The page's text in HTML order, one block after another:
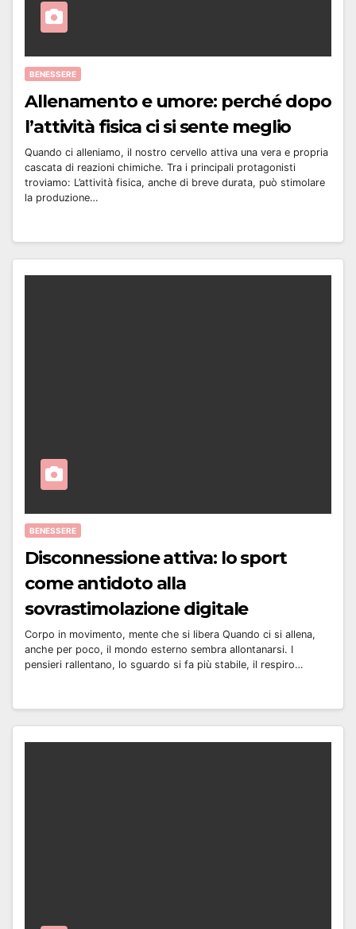
BENESSERE
Allenamento e umore: perché dopo
l’attività fisica ci si sente meglio
Quando ci alleniamo, il nostro cervello attiva una vera e propria
cascata di reazioni chimiche. Tra i principali protagonisti
troviamo: L’attività fisica, anche di breve durata, può stimolare
la produzione…
BENESSERE
Disconnessione attiva: lo sport
come antidoto alla
sovrastimolazione digitale
Corpo in movimento, mente che si libera Quando ci si allena,
anche per poco, il mondo esterno sembra allontanarsi. I
pensieri rallentano, lo sguardo si fa più stabile, il respiro…